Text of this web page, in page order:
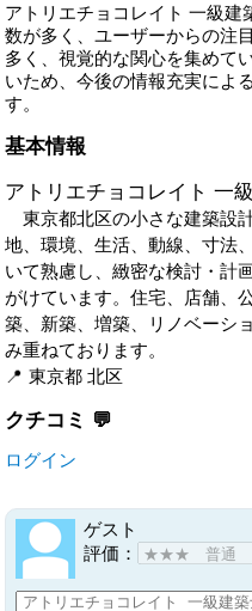
アトリエチョコレイト 一級建
数が多く、ユーザーからの注
多く、視覚的な関心を集めて
いため、今後の情報充実によ
す。
基本情報
アトリエチョコレイト 一
東京都北区の小さな建築設
地、環境、生活、動線、寸法
いて熟慮し、緻密な検討・計
がけています。住宅、店舗、
築、新築、増築、リノベーシ
み重ねております。
東京都北区
クチコミ
ログイン
ゲスト
評価：